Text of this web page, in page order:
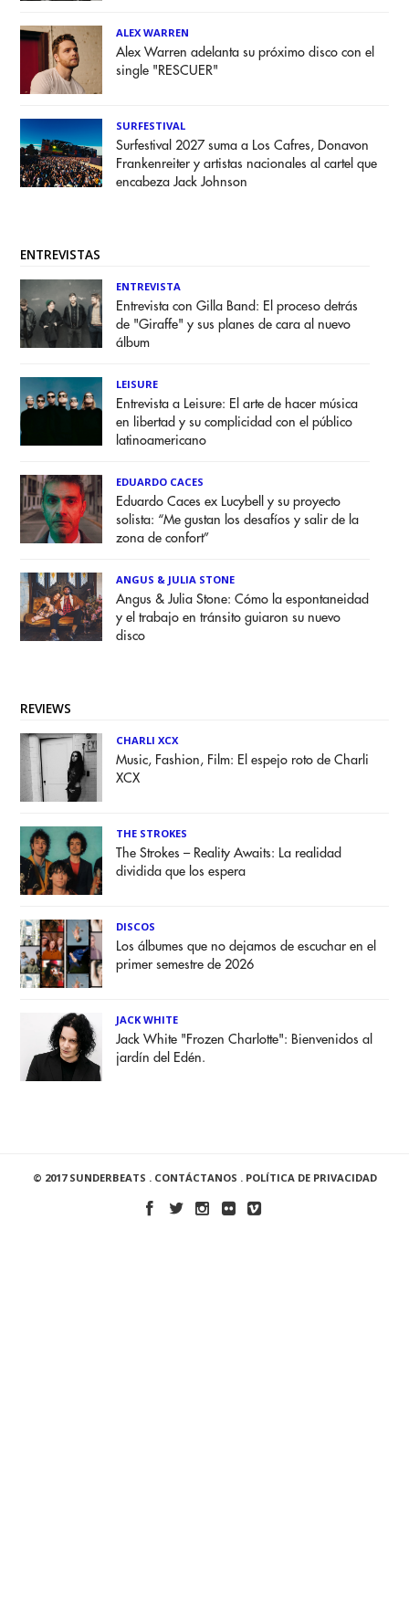
ALEX WARREN
Alex Warren adelanta su próximo disco con el
single "RESCUER"
SURFESTIVAL
Surfestival 2027 suma a Los Cafres, Donavon
Frankenreiter y artistas nacionales al cartel que
encabeza Jack Johnson
ENTREVISTAS
ENTREVISTA
Entrevista con Gilla Band: El proceso detrás
de "Giraffe" y sus planes de cara al nuevo
álbum
LEISURE
Entrevista a Leisure: El arte de hacer música
en libertad y su complicidad con el público
latinoamericano
EDUARDO CACES
Eduardo Caces ex Lucybell y su proyecto
solista: “Me gustan los desafíos y salir de la
zona de confort”
ANGUS & JULIA STONE
Angus & Julia Stone: Cómo la espontaneidad
y el trabajo en tránsito guiaron su nuevo
disco
REVIEWS
CHARLI XCX
Music, Fashion, Film: El espejo roto de Charli
XCX
THE STROKES
The Strokes – Reality Awaits: La realidad
dividida que los espera
DISCOS
Los álbumes que no dejamos de escuchar en el
primer semestre de 2026
JACK WHITE
Jack White "Frozen Charlotte": Bienvenidos al
jardín del Edén.
© 2017 SUNDERBEATS . CONTÁCTANOS . POLÍTICA DE PRIVACIDAD